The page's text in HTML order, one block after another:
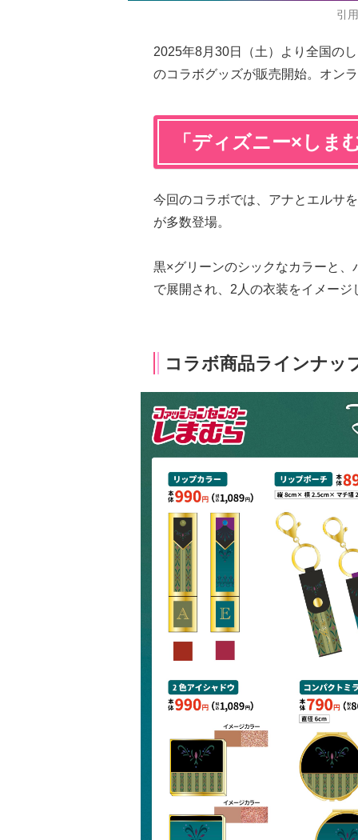
引
2025年8月30日（土）より全国の
のコラボグッズが販売開始。オン
「ディズニー×しま
今回のコラボでは、アナとエルサ
が多数登場。
黒×グリーンのシックなカラーと
で展開され、2人の衣装をイメー
コラボ商品ラインナッ